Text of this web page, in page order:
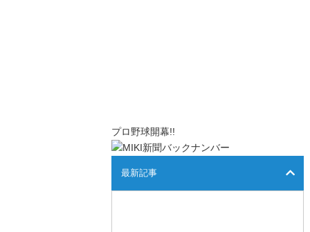
プロ野球開幕!!
最新記事